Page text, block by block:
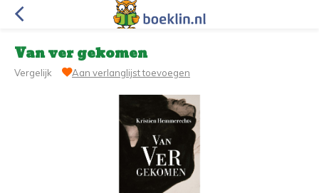
Van ver gekomen
Vergelijk Aan verlanglijst toevoegen